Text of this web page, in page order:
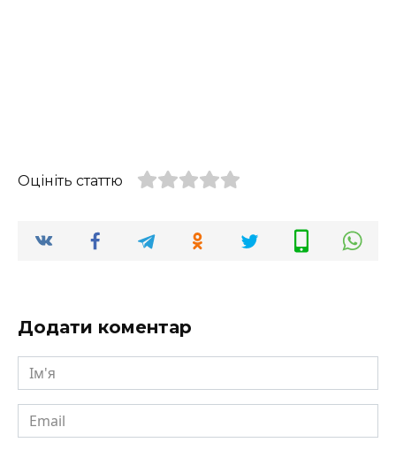
Оцініть статтю
Додати коментар
Ім'я
Email